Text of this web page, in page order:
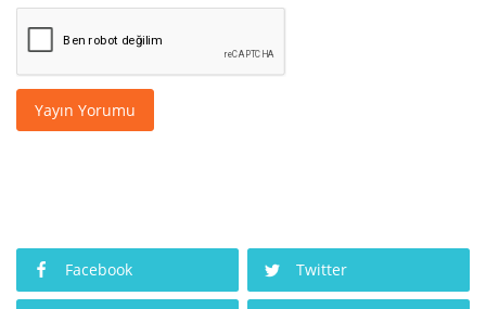
Yayın Yorumu
Facebook Twitter